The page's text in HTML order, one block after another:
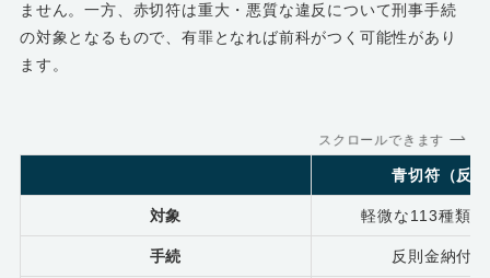
ません。一方、赤切符は重大・悪質な違反について刑事手続
の対象となるもので、有罪となれば前科がつく可能性があり
ます。
スクロールできます
青切符（反
対象 軽微な113種類
手続 反則金納付